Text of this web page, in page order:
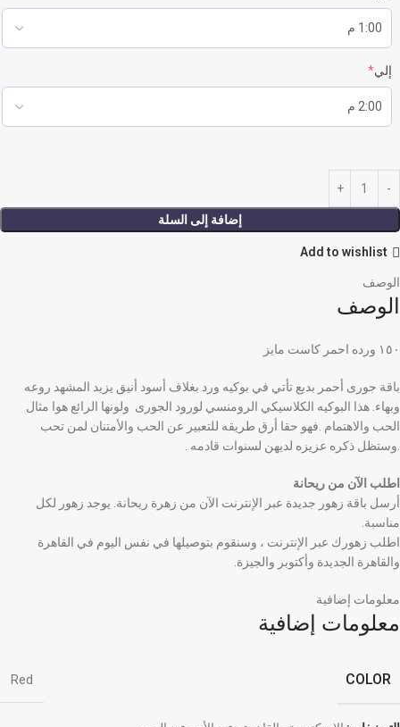
إلي*
إضافة إلى السلة
Add to wishlist
الوصف
الوصف
١٥٠ ورده احمر كاست مايز
باقة جورى أحمر بديع تأتي في بوكيه ورد بغلاف أسود أنيق يزيد المشهد روعه
وبهاء. هذا البوكيه الكلاسيكي الرومنسي لورود الجورى ولونها الرائع هوا مثال
الحب والاهتمام .فهو حقا أرق طريقه للتعبير عن الحب والأمتنان لمن تحب
.وستظل ذكره عزيزه لديهن لسنوات قادمه .
اطلب الآن من ريحانة
أرسل باقة زهور جديدة عبر الإنترنت الآن من زهرة ريحانة. يوجد زهور لكل
مناسبة.
اطلب زهورك عبر الإنترنت ، وسنقوم بتوصيلها في نفس اليوم في القاهرة
والقاهرة الجديدة وأكتوبر والجيزة.
معلومات إضافية
معلومات إضافية
COLOR
Red